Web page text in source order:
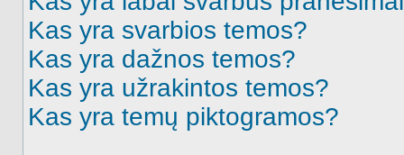
Kas yra svarbios temos?
Kas yra dažnos temos?
Kas yra užrakintos temos?
Kas yra temų piktogramos?